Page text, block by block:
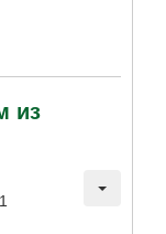
из